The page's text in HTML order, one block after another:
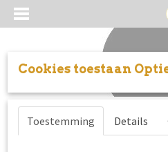
Inloggen Registreren
Cookies toestaan
Toestemming Details